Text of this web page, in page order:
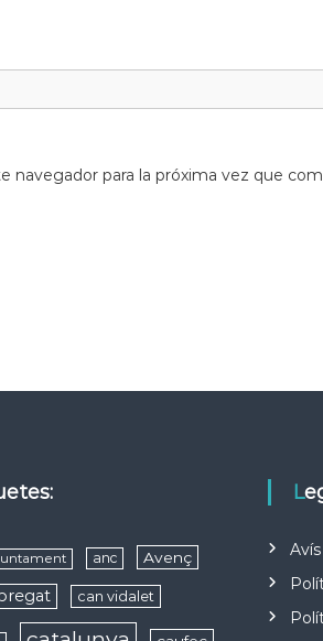
navegador para la próxima vez que
anc Avenç
can vidalet